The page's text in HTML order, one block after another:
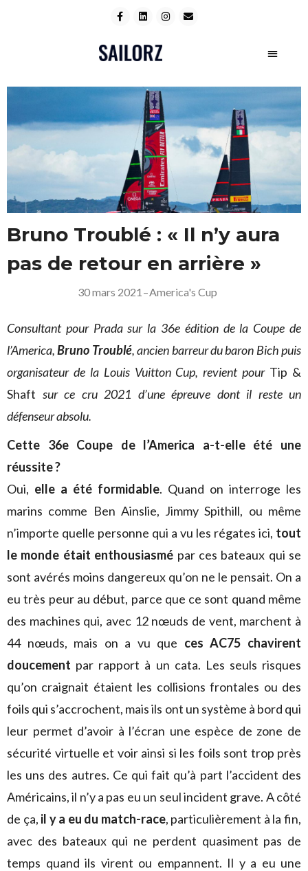
Bruno Troublé : « Il n’y aura
pas de retour en arrière »
30 mars 2021 –America's Cup
Consultant pour Prada sur la 36e édition de la Coupe de
l’America,Bruno Troublé, ancien barreur du baron Bich puis
organisateur de la Louis Vuitton Cup, revient pour Tip &
Shaft sur ce cru 2021 d’une épreuve dont il reste un
défenseur absolu.
Cette 36e Coupe de l’America a-t-elle été une
réussite ?
Oui, elle a été formidable. Quand on interroge les
marins comme Ben Ainslie, Jimmy Spithill, ou même
n’importe quelle personne qui a vu les régates ici, tout
le monde était enthousiasmé par ces bateaux qui se
sont avérés moins dangereux qu’on ne le pensait. On a
eu très peur au début, parce que ce sont quand même
des machines qui, avec 12 nœuds de vent, marchent à
44 nœuds, mais on a vu que ces AC75 chavirent
doucement par rapport à un cata. Les seuls risques
qu’on craignait étaient les collisions frontales ou des
foils qui s’accrochent, mais ils ont un système à bord qui
leur permet d’avoir à l’écran une espèce de zone de
sécurité virtuelle et voir ainsi si les foils sont trop près
les uns des autres. Ce qui fait qu’à part l’accident des
Américains, il n’y a pas eu un seul incident grave. A côté
de ça, il y a eu du match-race, particulièrement à la fin,
avec des bateaux qui ne perdent quasiment pas de
temps quand ils virent ou empannent. Il y a eu une